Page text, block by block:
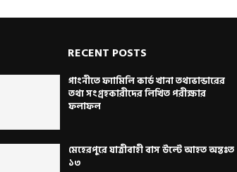
RECENT POSTS
গাংনীতে ফ্যামিলি কার্ড খানা তথ্যভান্ডারের
তথ্য সংগ্রহকারীদের লিখিত পরীক্ষার
ফলাফল
মেহেরপুরে যাত্রীবাহী বাস উল্টে আহত অন্তঃত
১৩